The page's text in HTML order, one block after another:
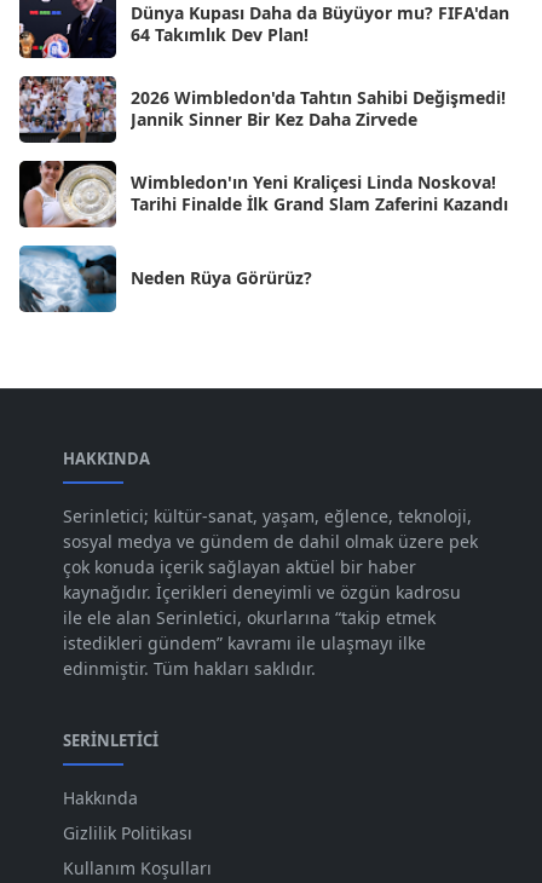
Eki 2024 [46]
Eyl 2024
Ağu 2024 [10]
Tem 2024
Haz 2024 [30]
Nis 2024 [59]
Ara 2023 [101]
Kas 2023
Eki 2023 [73]
Eyl 2023 [73]
Ağu 2023 [74]
Tem 2023 [76]
Haz 2023
May 2023
Nis 2023
Mar 2023
Dünya Kupası Daha da Büyüyor mu? FIFA'dan
64 Takımlık Dev Plan!
2026 Wimbledon'da Tahtın Sahibi Değişmedi!
Jannik Sinner Bir Kez Daha Zirvede
Wimbledon'ın Yeni Kraliçesi Linda Noskova!
Tarihi Finalde İlk Grand Slam Zaferini Kazandı
Neden Rüya Görürüz?
HAKKINDA
Serinletici; kültür-sanat, yaşam, eğlence, teknoloji,
sosyal medya ve gündem de dahil olmak üzere pek
çok konuda içerik sağlayan aktüel bir haber
kaynağıdır. İçerikleri deneyimli ve özgün kadrosu
ile ele alan Serinletici, okurlarına “takip etmek
istedikleri gündem” kavramı ile ulaşmayı ilke
edinmiştir. Tüm hakları saklıdır.
SERINLETICI
Hakkında
Gizlilik Politikası
Kullanım Koşulları